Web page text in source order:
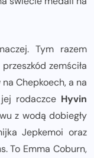
Tym razem
zemściła
Chepkoech, a na
rodaczce Hyvin
z wodą dobiegły
Jepkemoi oraz
To Emma Coburn,